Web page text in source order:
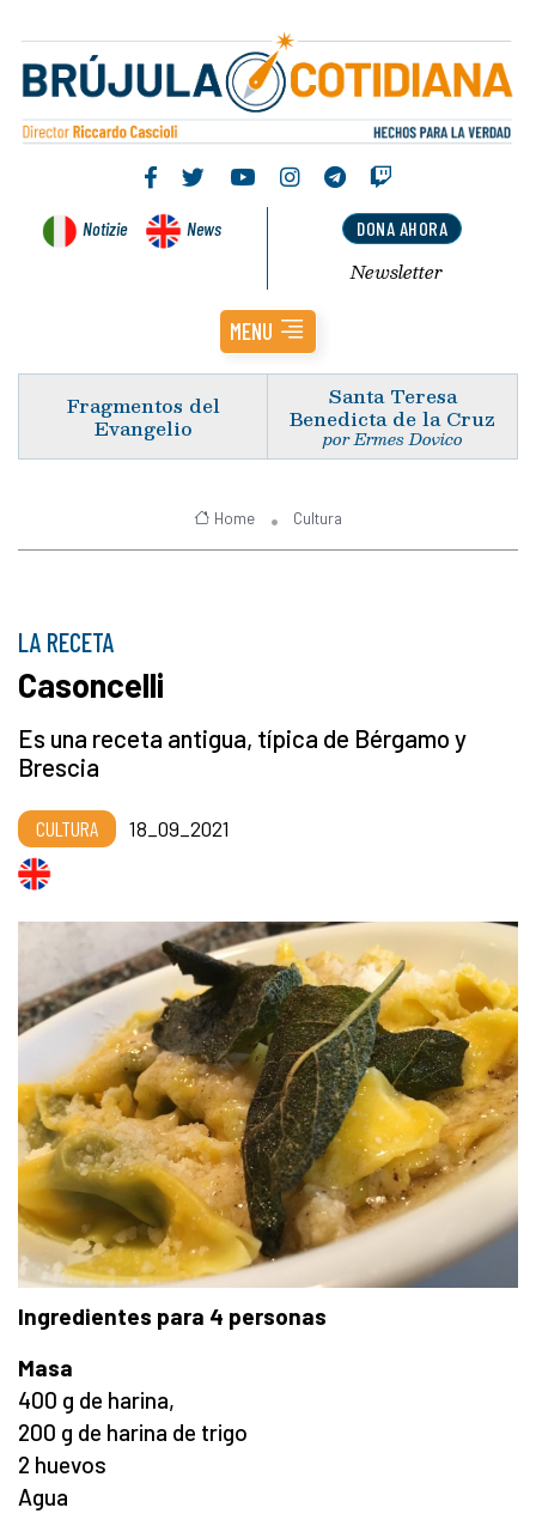
Notizie News DONA AHORA
Newsletter
MENU
Fragmentos del
Evangelio
Santa Teresa
Benedicta de la Cruz
por Ermes Dovico
Home Cultura
LA RECETA
Casoncelli
Es una receta antigua, típica de Bérgamo y
Brescia
CULTURA 18_09_2021
Ingredientes para 4 personas
Masa
400 g de harina,
200 g de harina de trigo
2 huevos
Agua